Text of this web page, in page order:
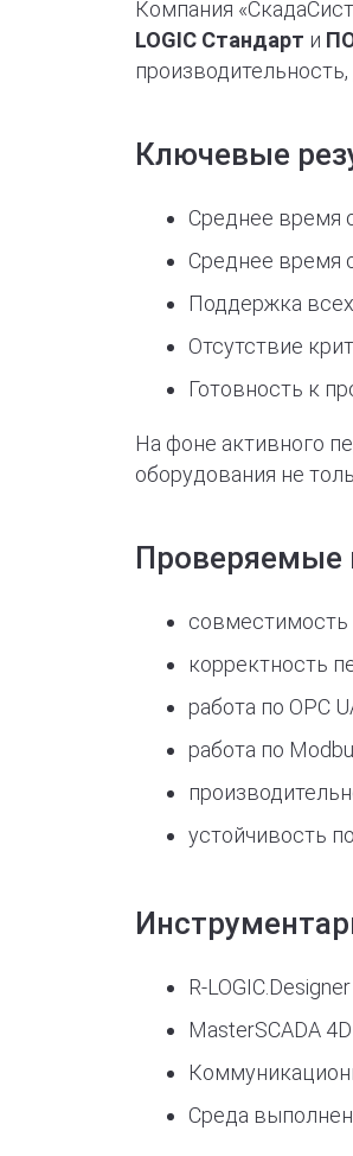
Компания
LOGIC Стандарт и
Ключевые
Среднее время
Среднее время
Поддержка
Отсутствие
Готовность к
На фоне активного
оборудования не
Проверяемые
совместимость
корректность
работа по OPC
работа по
устойчивость
R-
MasterSCADA
Среда